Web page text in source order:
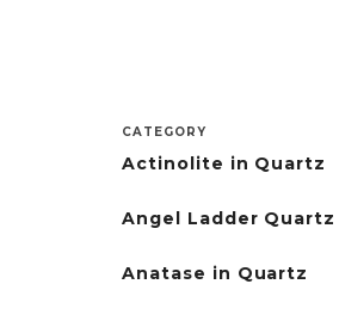
CATEGORY
Actinolite in Quartz
Angel Ladder Quartz
Anatase in Quartz